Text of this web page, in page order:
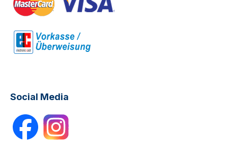
Social Media